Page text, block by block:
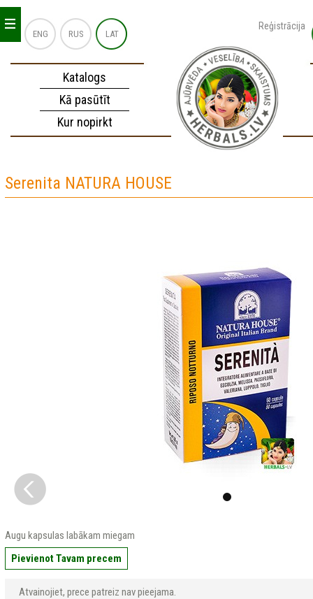
ENG RUS LAT
Reģistrācija
Katalogs
Kā pasūtīt
Kur nopirkt
_
_
_
Serenita NATURA HOUSE
Augu kapsulas labākam miegam
Pievienot Tavam precem
Atvainojiet, prece patreiz nav pieejama.